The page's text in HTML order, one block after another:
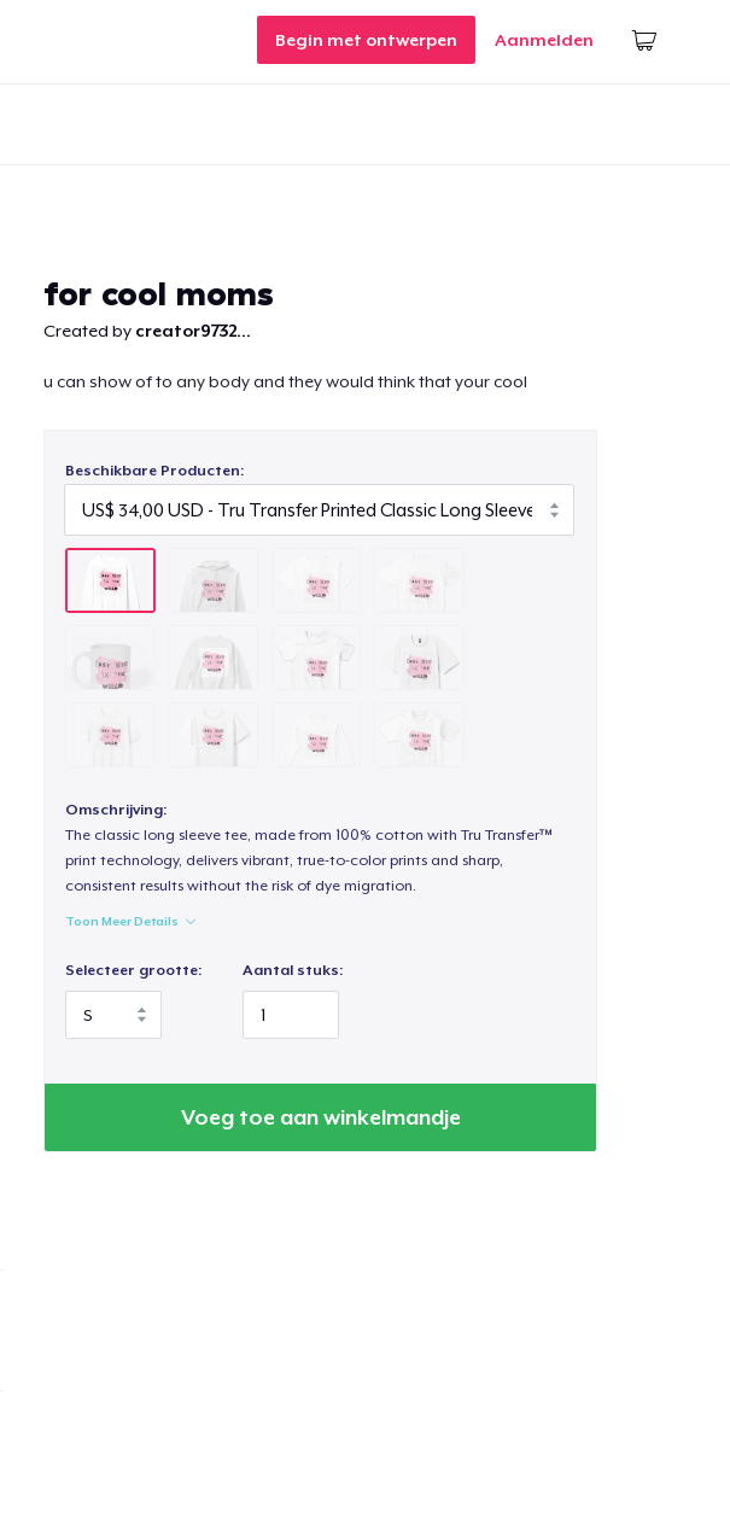
Begin met ontwerpen Aanmelden
for cool moms
Created by creator9732...
u can show of to any body and they would think that your cool
Beschikbare Producten:
Omschrijving:
The classic long sleeve tee, made from 100% cotton with Tru Transfer™
print technology, delivers vibrant, true-to-color prints and sharp,
consistent results without the risk of dye migration.
Toon Meer Details
Selecteer grootte: Aantal stuks:
Voeg toe aan winkelmandje